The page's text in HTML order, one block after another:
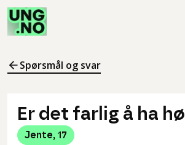
Spørsmål og svar
Er det farlig å ha
Jente, 17